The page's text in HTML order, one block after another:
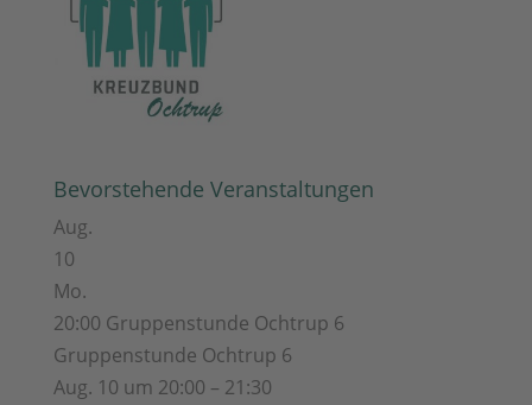
Bevorstehende Veranstaltungen
Aug.
10
Mo.
20:00 Gruppenstunde Ochtrup 6
Gruppenstunde Ochtrup 6
Aug. 10 um 20:00 – 21:30